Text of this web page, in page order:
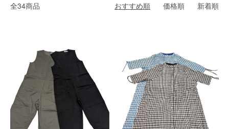
全34商品 おすすめ順 価格順 新着順